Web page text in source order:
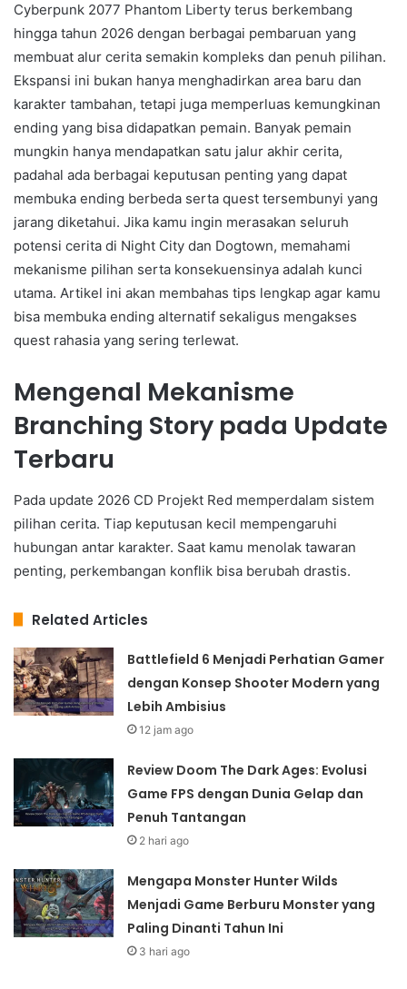
Cyberpunk 2077 Phantom Liberty terus berkembang
hingga tahun 2026 dengan berbagai pembaruan yang
membuat alur cerita semakin kompleks dan penuh pilihan.
Ekspansi ini bukan hanya menghadirkan area baru dan
karakter tambahan, tetapi juga memperluas kemungkinan
ending yang bisa didapatkan pemain. Banyak pemain
mungkin hanya mendapatkan satu jalur akhir cerita,
padahal ada berbagai keputusan penting yang dapat
membuka ending berbeda serta quest tersembunyi yang
jarang diketahui. Jika kamu ingin merasakan seluruh
potensi cerita di Night City dan Dogtown, memahami
mekanisme pilihan serta konsekuensinya adalah kunci
utama. Artikel ini akan membahas tips lengkap agar kamu
bisa membuka ending alternatif sekaligus mengakses
quest rahasia yang sering terlewat.
Mengenal Mekanisme
Branching Story pada Update
Terbaru
Pada update 2026 CD Projekt Red memperdalam sistem
pilihan cerita. Tiap keputusan kecil mempengaruhi
hubungan antar karakter. Saat kamu menolak tawaran
penting, perkembangan konflik bisa berubah drastis.
Related Articles
Battlefield 6 Menjadi Perhatian Gamer
dengan Konsep Shooter Modern yang
Lebih Ambisius
12 jam ago
Review Doom The Dark Ages: Evolusi
Game FPS dengan Dunia Gelap dan
Penuh Tantangan
2 hari ago
Mengapa Monster Hunter Wilds
Menjadi Game Berburu Monster yang
Paling Dinanti Tahun Ini
3 hari ago